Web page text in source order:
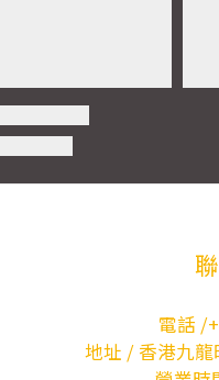
電話 /
地址 / 香港九